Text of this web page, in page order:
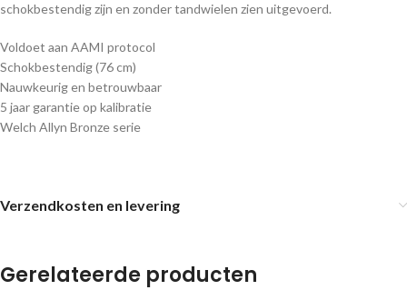
schokbestendig zijn en zonder tandwielen zien uitgevoerd.
Voldoet aan AAMI protocol
Schokbestendig (76 cm)
Nauwkeurig en betrouwbaar
5 jaar garantie op kalibratie
Welch Allyn Bronze serie
Verzendkosten en levering
Gerelateerde producten